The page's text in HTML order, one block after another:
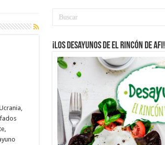
¡Los desayunos de El Rincón de Afi!